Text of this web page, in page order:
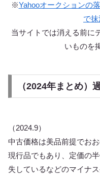
※Yahooオークションの
で
当サイトでは消える前に
いものを
（2024年まとめ）
（2024.9）
中古価格は美品前提でおお
現行品でもあり、定価の
失しているなどのマイナ